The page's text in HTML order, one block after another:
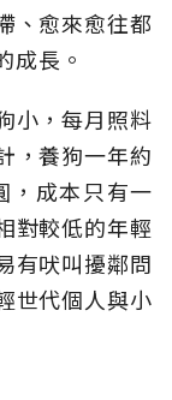
、愈來愈往都
成長。
小，每月照料
，養狗一年約
，成本只有一
對較低的年輕
有吠叫擾鄰問
世代個人與小